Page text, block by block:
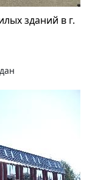
зданий в г.